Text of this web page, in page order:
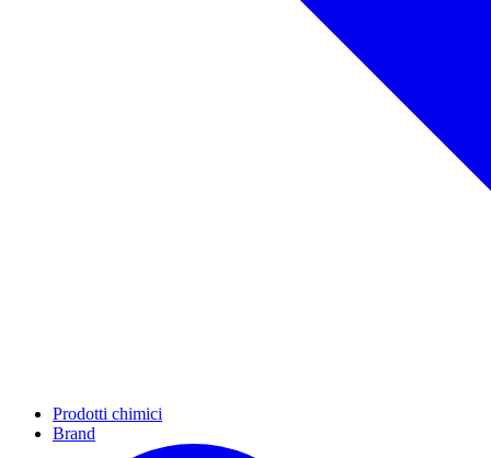
Prodotti chimici
Brand